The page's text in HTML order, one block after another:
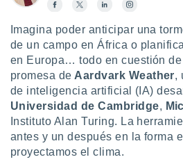
y
en
más
nuestra
de
Imagina poder anticipar una
de un campo en África o
en Europa… todo en cuestión
promesa de Aardvark Weather,
de inteligencia artificial (IA)
Universidad de Cambridge,
Instituto Alan Turing. La
antes y un después en la forma
proyectamos el clima.